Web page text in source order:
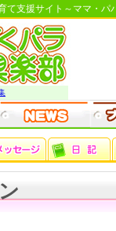
て支援サイト～ママ・パ